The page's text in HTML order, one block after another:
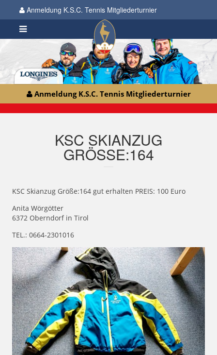
Anmeldung K.S.C. Tennis Mitgliederturnier
Anmeldung K.S.C. Tennis Mitgliederturnier
KSC SKIANZUG
GRÖSSE:164
KSC Skianzug Größe:164 gut erhalten PREIS: 100 Euro
Anita Wörgötter
6372 Oberndorf in Tirol
TEL.: 0664-2301016